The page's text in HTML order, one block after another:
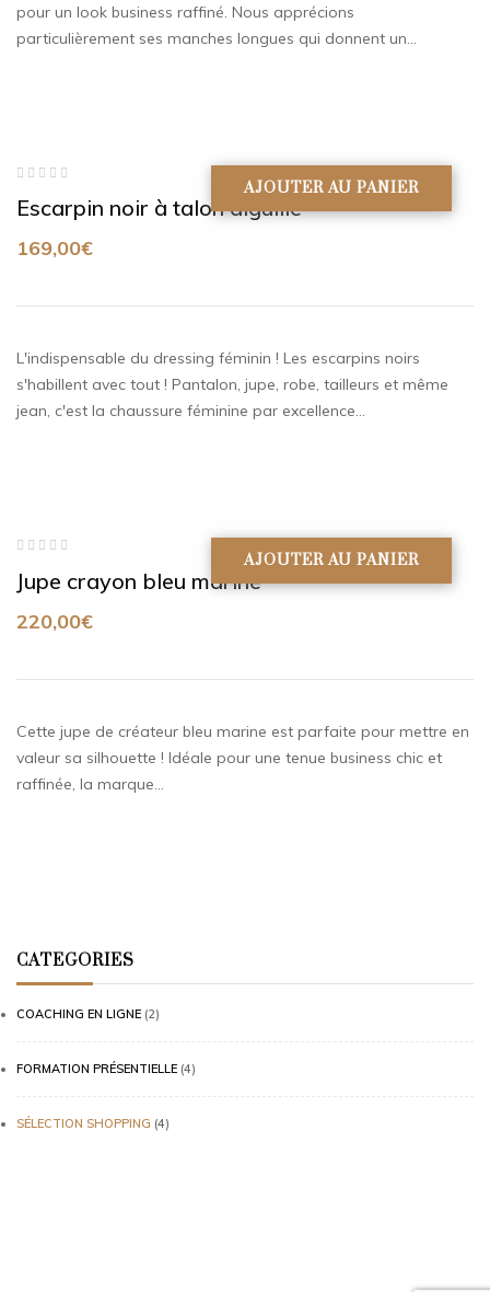
CATEGORIES
COACHING EN LIGNE (2)
FORMATION PRÉSENTIELLE (4)
SÉLECTION SHOPPING (4)
pour un look business raffiné. Nous apprécions
particulièrement ses manches longues qui donnent un…
0
Escarpin noir à talon aiguille
169,00€
AJOUTER AU PANIER
L'indispensable du dressing féminin ! Les escarpins noirs
s'habillent avec tout ! Pantalon, jupe, robe, tailleurs et même
jean, c'est la chaussure féminine par excellence…
sur
Jupe crayon bleu marine
220,00€
AJOUTER AU PANIER
Cette jupe de créateur bleu marine est parfaite pour mettre en
valeur sa silhouette ! Idéale pour une tenue business chic et
raffinée, la marque…